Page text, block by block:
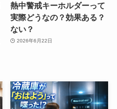
熱中警戒キーホルダーって
実際どうなの？効果ある？
ない？
2026年6月22日